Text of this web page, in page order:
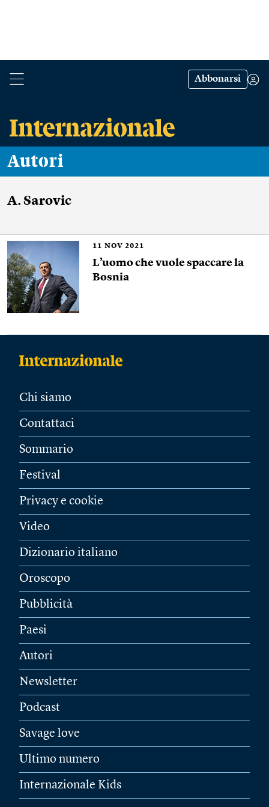
Abbonarsi
Autori
A. Sarovic
11 NOV 2021
L’uomo che vuole spaccare la
Bosnia
Chi siamo
Contattaci
Sommario
Festival
Privacy e cookie
Video
Dizionario italiano
Oroscopo
Pubblicità
Paesi
Autori
Newsletter
Podcast
Savage love
Ultimo numero
Internazionale Kids